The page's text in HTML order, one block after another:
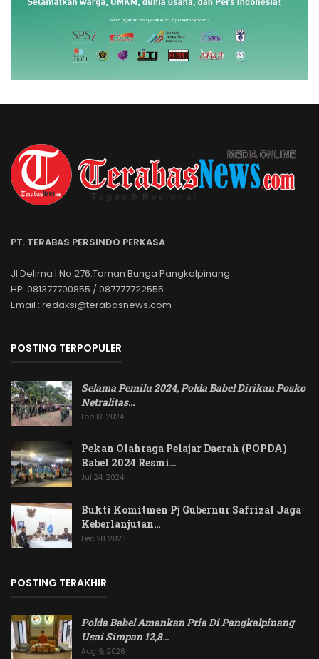
PT. TERABAS PERSINDO PERKASA
Jl.Delima I No.276.Taman Bunga Pangkalpinang.
HP. 081377700855 / 087777722555
Email : redaksi@terabasnews.com
POSTING TERPOPULER
Selama Pemilu 2024, Polda Babel Dirikan Posko
Netralitas…
Feb 13, 2024
Pekan Olahraga Pelajar Daerah (POPDA)
Babel 2024 Resmi…
Jul 24, 2024
Bukti Komitmen Pj Gubernur Safrizal Jaga
Keberlanjutan…
Dec 28, 2023
POSTING TERAKHIR
Polda Babel Amankan Pria Di Pangkalpinang
Usai Simpan 12,8…
Aug 9, 2026